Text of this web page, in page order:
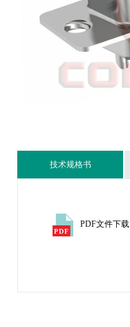
技术规格书
PDF文件下载